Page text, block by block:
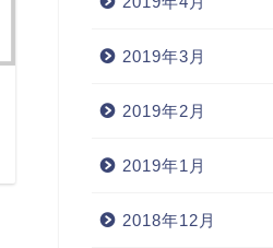
おもしろくなりそうだ
2005年9月16日
2019年3月
2019年2月
2019年1月
2018年12月